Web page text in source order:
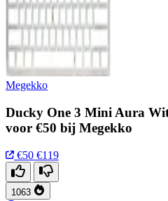
Megekko
Ducky One 3 Mini Aura
voor €50 bij Megekko
€50 €119
1063